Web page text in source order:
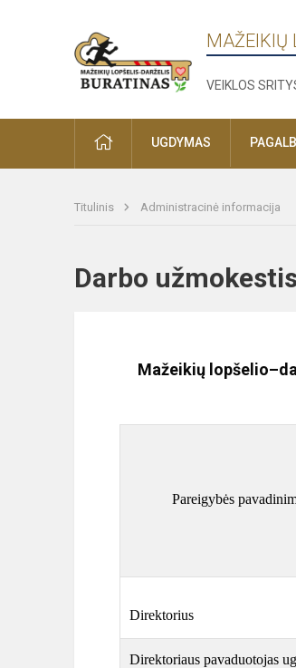
MAŽEIKIŲ
VEIKLOS
PRADŽIAUGDYMAS
Titulinis Administracinė informacija
Darbo
Mažeikių
Pareigybės
Direktorius
Direktoriaus pavaduotojas